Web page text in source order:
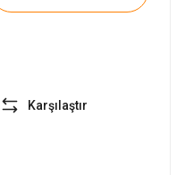
Karşılaştır